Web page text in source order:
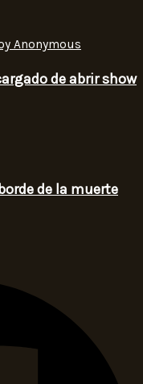
de abrir show
de la muerte